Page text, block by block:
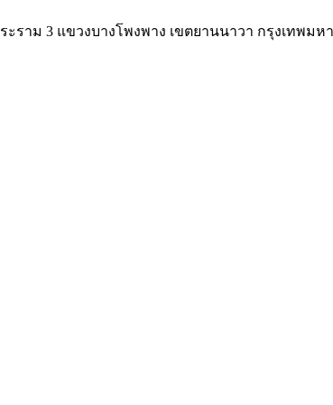
ราม 3 แขวงบางโพงพาง เขตยานนาวา กรุงเทพมห